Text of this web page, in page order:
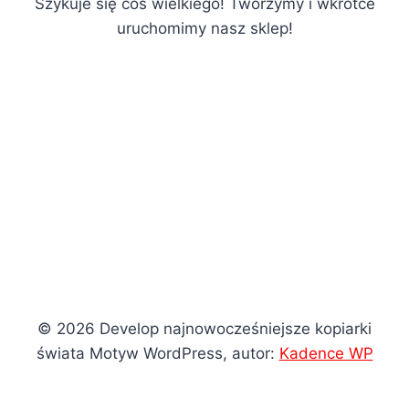
uruchomimy nasz sklep!
© 2026 Develop najnowocześniejsze kopiarki
świata Motyw WordPress, autor: Kadence WP